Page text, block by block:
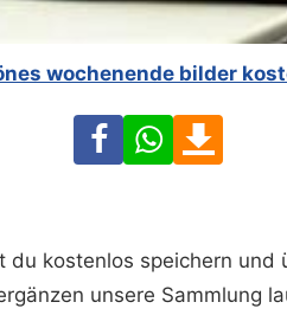
wochenende bilder
FacebookWhatsApp
du kostenlos speichern und
unsere Sammlung